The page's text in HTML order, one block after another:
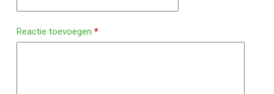
Reactie toevoegen *